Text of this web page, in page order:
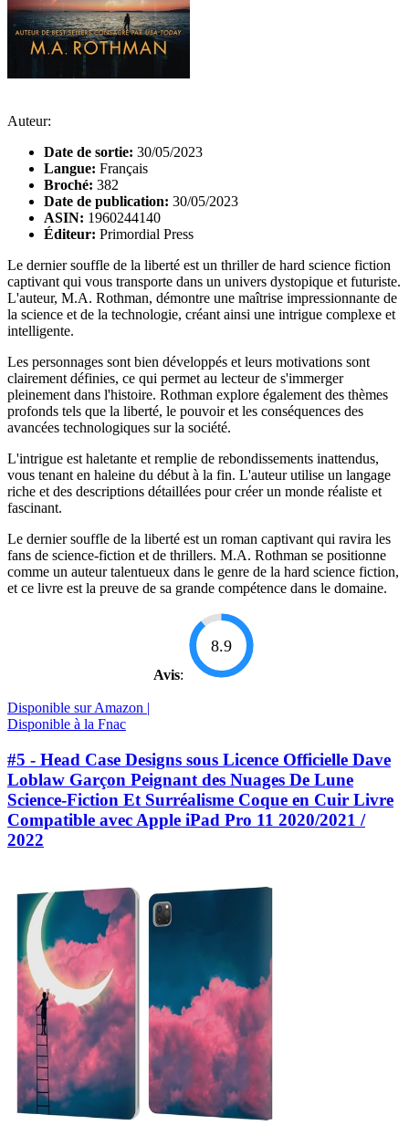
Auteur:
Date de sortie: 30/05/2023
Langue: Français
Broché: 382
Date de publication: 30/05/2023
ASIN: 1960244140
Éditeur: Primordial Press
Le dernier souffle de la liberté est un thriller de hard science fiction
captivant qui vous transporte dans un univers dystopique et futuriste.
L'auteur, M.A. Rothman, démontre une maîtrise impressionnante de
la science et de la technologie, créant ainsi une intrigue complexe et
intelligente.
Les personnages sont bien développés et leurs motivations sont
clairement définies, ce qui permet au lecteur de s'immerger
pleinement dans l'histoire. Rothman explore également des thèmes
profonds tels que la liberté, le pouvoir et les conséquences des
avancées technologiques sur la société.
L'intrigue est haletante et remplie de rebondissements inattendus,
vous tenant en haleine du début à la fin. L'auteur utilise un langage
riche et des descriptions détaillées pour créer un monde réaliste et
fascinant.
Le dernier souffle de la liberté est un roman captivant qui ravira les
fans de science-fiction et de thrillers. M.A. Rothman se positionne
comme un auteur talentueux dans le genre de la hard science fiction,
et ce livre est la preuve de sa grande compétence dans le domaine.
Avis:
8.9
Disponible sur Amazon |
Disponible à la Fnac
#5 - Head Case Designs sous Licence Officielle Dave
Loblaw Garçon Peignant des Nuages De Lune
Science-Fiction Et Surréalisme Coque en Cuir Livre
Compatible avec Apple iPad Pro 11 2020/2021 /
2022